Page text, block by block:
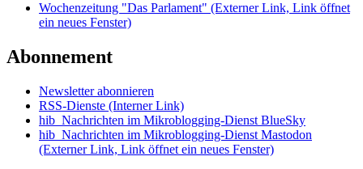
Wochenzeitung "Das Parlament" (Externer Link, Link öffnet
ein neues Fenster)
Abonnement
Newsletter abonnieren
RSS-Dienste (Interner Link)
hib_Nachrichten im Mikroblogging-Dienst BlueSky
hib_Nachrichten im Mikroblogging-Dienst Mastodon
(Externer Link, Link öffnet ein neues Fenster)